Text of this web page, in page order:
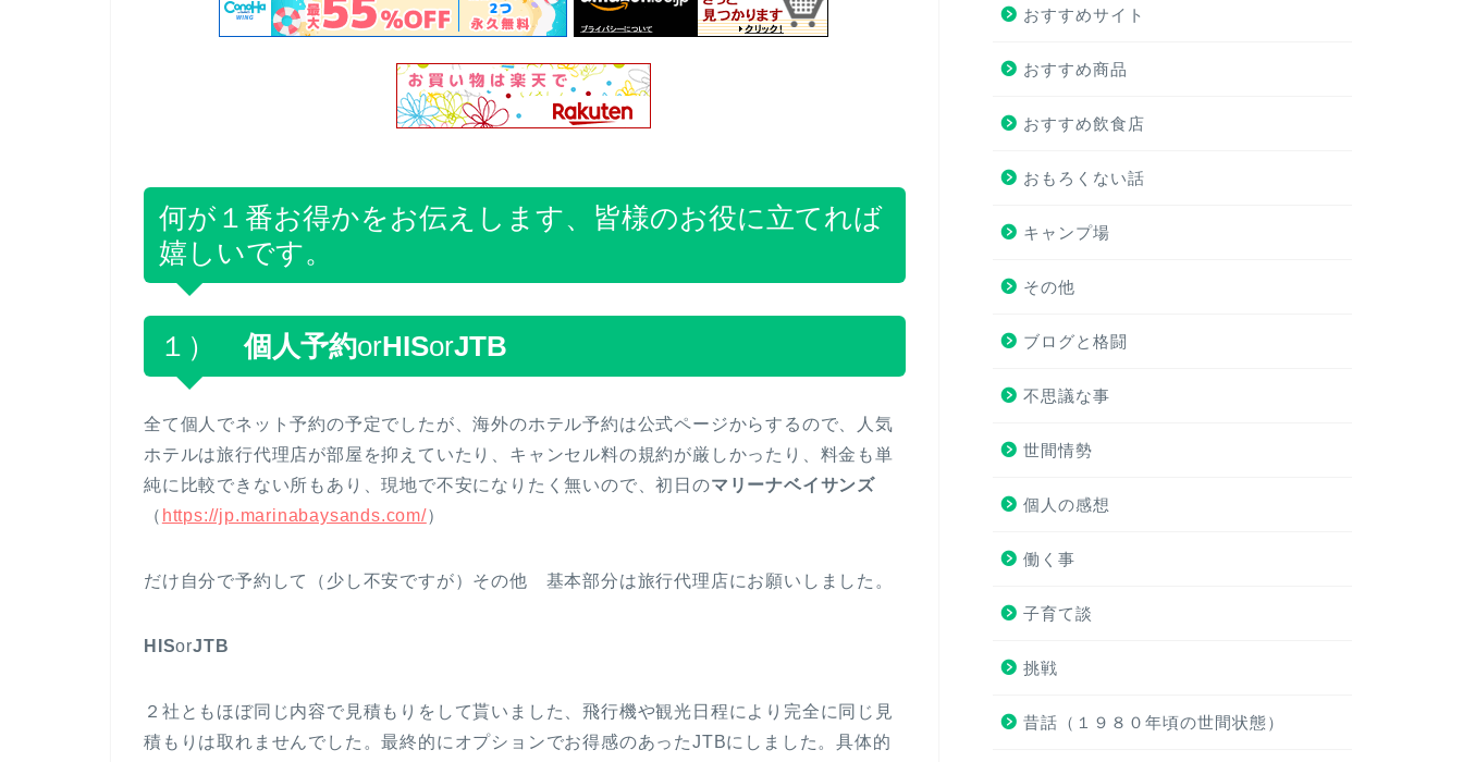
何が１番お得かをお伝えします、皆様のお役に立てれば
嬉しいです。
１）個人予約orHISorJTB
全て個人でネット予約の予定でしたが、海外のホテル予約は公式ページからするので、人気
ホテルは旅行代理店が部屋を抑えていたり、キャンセル料の規約が厳しかったり、料金も単
純に比較できない所もあり、現地で不安になりたく無いので、初日のマリーナベイサンズ
（ https://jp.marinabaysands.com/）
だけ自分で予約して（少し不安ですが）その他 基本部分は旅行代理店にお願いしました。
HISorJTB
２社ともほぼ同じ内容で見積もりをして貰いました、飛行機や観光日程により完全に同じ見
積もりは取れませんでした。最終的にオプションでお得感のあったJTBにしました。具体的
おすすめサイト
おすすめ商品
おすすめ飲食店
おもろくない話
キャンプ場
その他
ブログと格闘
不思議な事
世間情勢
個人の感想
働く事
子育て談
挑戦
昔話（１９８０年頃の世間状態）